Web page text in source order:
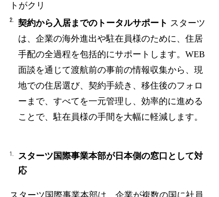
トがクリ
契約から入居までのトータルサポート スターツ
は、企業の海外進出や駐在員様のために、住居
手配の全過程を包括的にサポートします。 WEB
面談を通じて渡航前の事前の情報収集から、現
地での住居選び、契約手続き、移住後のフォロ
ーまで、すべてを一元管理し、効率的に進める
ことで、駐在員様の手間を大幅に軽減します。
スターツ国際事業本部が日本側の窓口として対
応